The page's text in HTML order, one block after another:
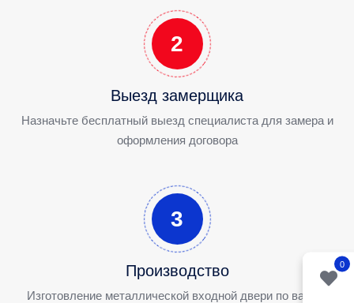
0
2
Выезд замерщика
Назначьте бесплатный выезд специалиста для замера и
оформления договора
3
Производство
Изготовление металлической входной двери по вашим